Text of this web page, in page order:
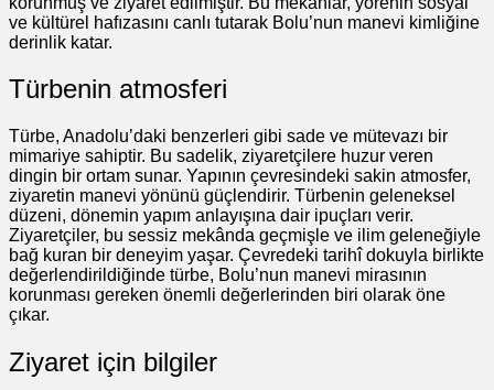
ve kültürel hafızasını canlı tutarak Bolu’nun manevi kimliğine
derinlik katar.
Türbenin atmosferi
Türbe, Anadolu’daki benzerleri gibi sade ve mütevazı bir
mimariye sahiptir. Bu sadelik, ziyaretçilere huzur veren
dingin bir ortam sunar. Yapının çevresindeki sakin atmosfer,
ziyaretin manevi yönünü güçlendirir. Türbenin geleneksel
düzeni, dönemin yapım anlayışına dair ipuçları verir.
Ziyaretçiler, bu sessiz mekânda geçmişle ve ilim geleneğiyle
bağ kuran bir deneyim yaşar. Çevredeki tarihî dokuyla birlikte
değerlendirildiğinde türbe, Bolu’nun manevi mirasının
korunması gereken önemli değerlerinden biri olarak öne
çıkar.
Ziyaret için bilgiler